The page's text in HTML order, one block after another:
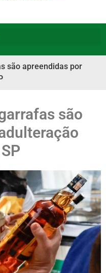
são apreendidas por
são